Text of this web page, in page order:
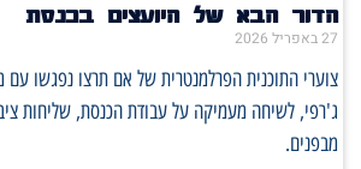
הדור הבא של היועצים בכנסת
27 באפריל 2026
צוערי התוכנית הפרלמנטרית של אם תרצו נפגשו עם
ג'רפי, לשיחה מעמיקה על עבודת הכנסת, שליחות
מבפנים.